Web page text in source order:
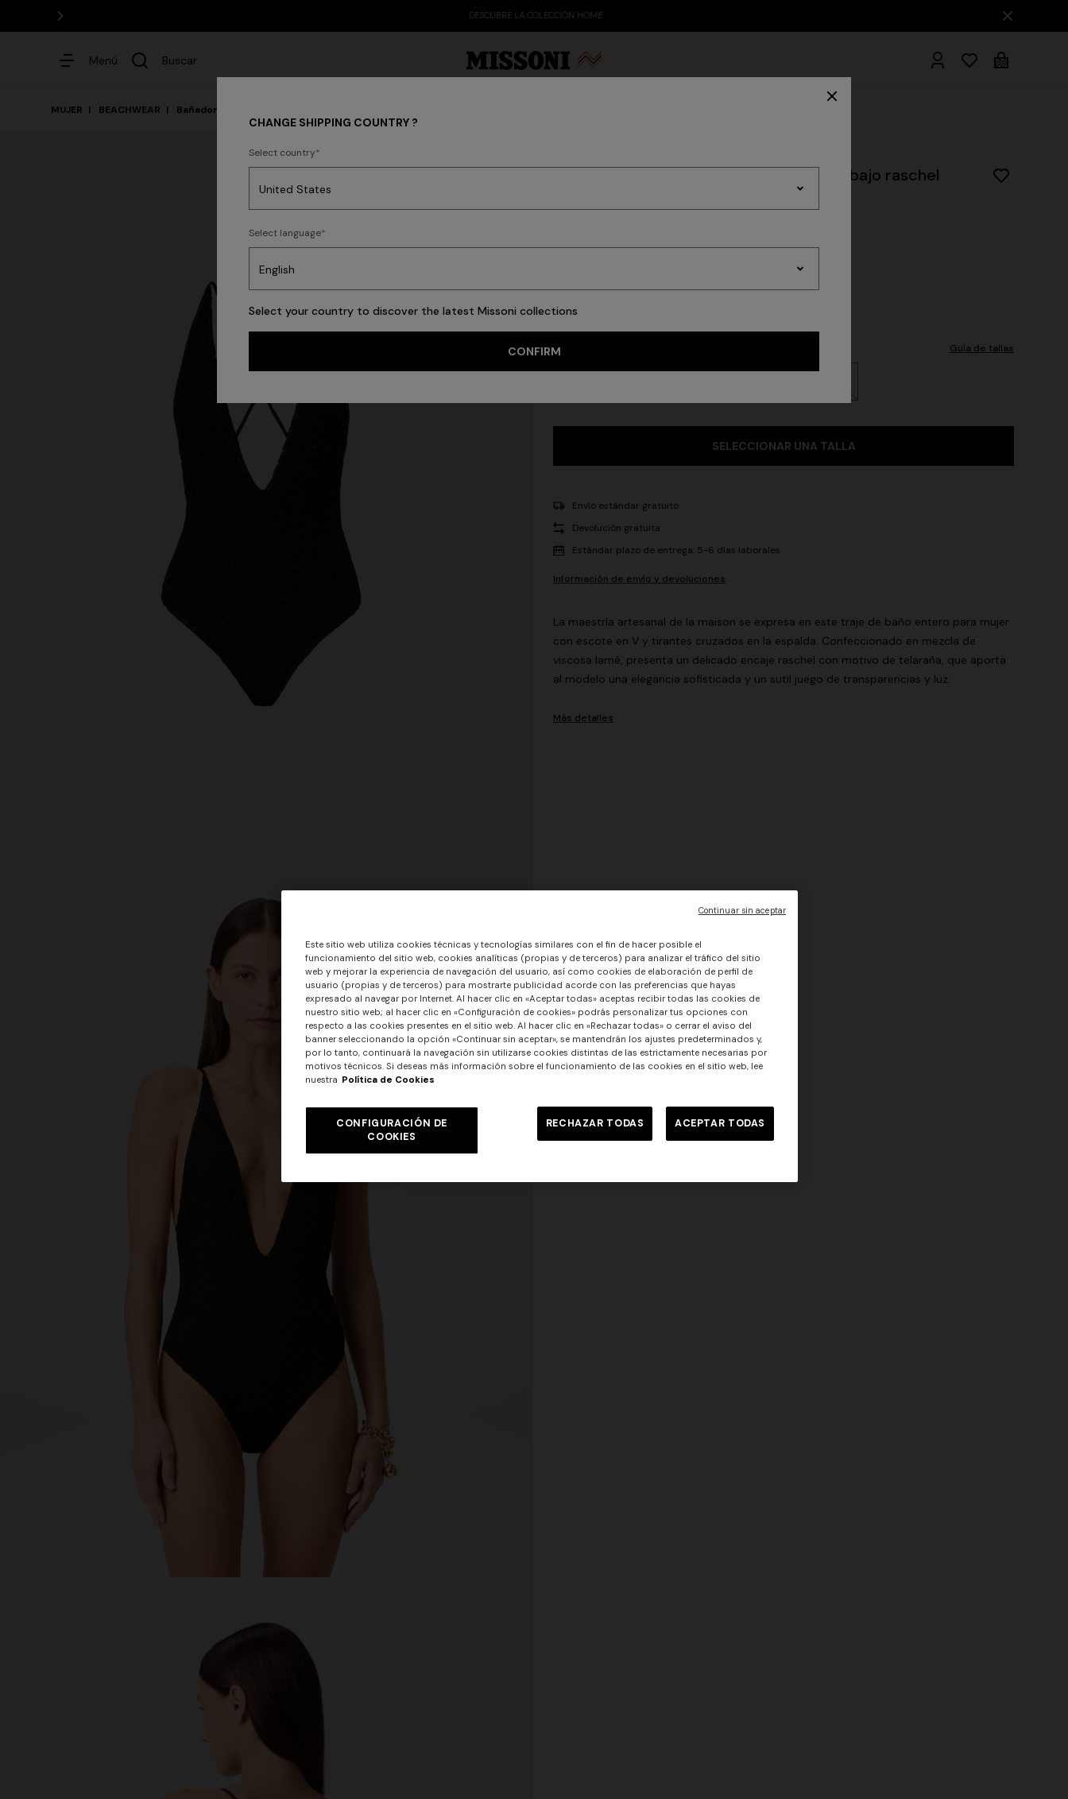
DESCUBRE LA COLECCIÓN HOME
Menú Buscar
MUJER BEACHWEAR Bañadores
Bañador entero de viscosa lamé con trabajo raschel
$ 810,00
Talla: Guía de tallas
SELECCIONAR UNA TALLA
Envío estándar gratuito
Devolución gratuita
Estándar plazo de entrega: 5-6 días laborales
Información de envío y devoluciones
La maestría artesanal de la maison se expresa en este traje de baño entero para mujer
con escote en V y tirantes cruzados en la espalda. Confeccionado en mezcla de
viscosa lamé, presenta un delicado encaje raschel con motivo de telaraña, que aporta
al modelo una elegancia sofisticada y un sutil juego de transparencias y luz.
Más detalles
CHANGE SHIPPING COUNTRY ?
Select country
Select language
Select your country to discover the latest Missoni collections
CONFIRM
Vestidos Party Edit Albornoces
Este sitio web utiliza cookies técnicas y tecnologías similares con el fin de hacer posible el
funcionamiento del sitio web, cookies analíticas (propias y de terceros) para analizar el tráfico del sitio
web y mejorar la experiencia de navegación del usuario, así como cookies de elaboración de perfil de
usuario (propias y de terceros) para mostrarte publicidad acorde con las preferencias que hayas
expresado al navegar por Internet. Al hacer clic en «Aceptar todas» aceptas recibir todas las cookies de
nuestro sitio web; al hacer clic en «Configuración de cookies» podrás personalizar tus opciones con
respecto a las cookies presentes en el sitio web. Al hacer clic en «Rechazar todas» o cerrar el aviso del
banner seleccionando la opción «Continuar sin aceptar», se mantendrán los ajustes predeterminados y,
por lo tanto, continuará la navegación sin utilizarse cookies distintas de las estrictamente necesarias por
motivos técnicos. Si deseas más información sobre el funcionamiento de las cookies en el sitio web, lee
nuestra Política de Cookies
CONFIGURACIÓN DE
COOKIES
RECHAZAR TODAS ACEPTAR TODAS
Continuar sin aceptar